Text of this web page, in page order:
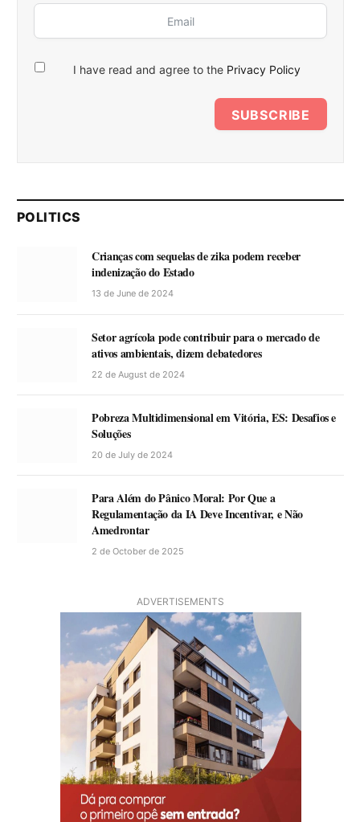
I have read and agree to the Privacy Policy
SUBSCRIBE
POLITICS
Crianças com sequelas de zika podem receber
indenização do Estado
13 de June de 2024
Setor agrícola pode contribuir para o mercado de
ativos ambientais, dizem debatedores
22 de August de 2024
Pobreza Multidimensional em Vitória, ES: Desafios e
Soluções
20 de July de 2024
Para Além do Pânico Moral: Por Que a
Regulamentação da IA Deve Incentivar, e Não
Amedrontar
2 de October de 2025
ADVERTISEMENTS